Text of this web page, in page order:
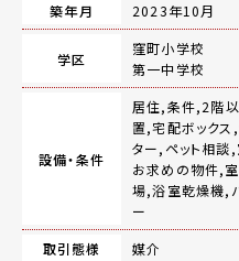
築年月
2023年10月
学区
窪町小学校
第一中学校
設備・条件
居住,条件,2階
置,宅配ボック
ター,ペット相
お求めの物件,
場,浴室乾燥機,
ー
取引態様
媒介